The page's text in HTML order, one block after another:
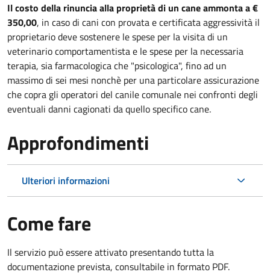
Il costo della rinuncia alla proprietà di un cane ammonta a €
350,00, in caso di cani con provata e certificata aggressività il
proprietario deve sostenere le spese per la visita di un
veterinario comportamentista e le spese per la necessaria
terapia, sia farmacologica che "psicologica", fino ad un
massimo di sei mesi nonchè per una particolare assicurazione
che copra gli operatori del canile comunale nei confronti degli
eventuali danni cagionati da quello specifico cane.
Approfondimenti
Ulteriori informazioni
Come fare
Il servizio può essere attivato presentando tutta la
documentazione prevista, consultabile in formato PDF.